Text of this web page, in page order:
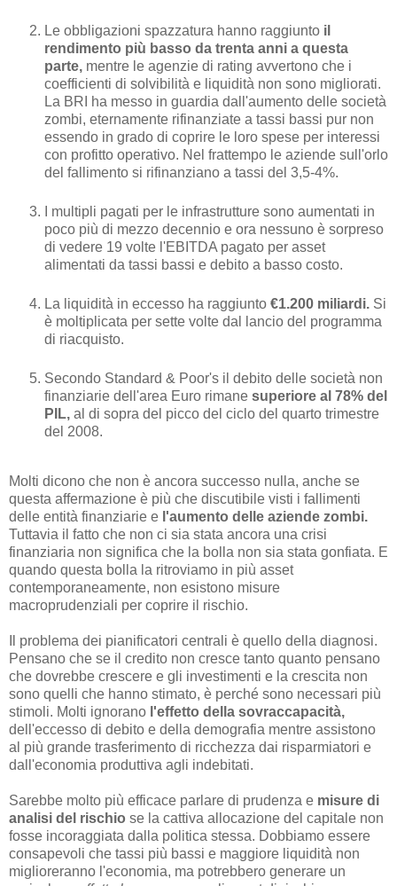
Le obbligazioni spazzatura hanno raggiunto il
rendimento più basso da trenta anni a questa
parte, mentre le agenzie di rating avvertono che i
coefficienti di solvibilità e liquidità non sono migliorati.
La BRI ha messo in guardia dall'aumento delle società
zombi, eternamente rifinanziate a tassi bassi pur non
essendo in grado di coprire le loro spese per interessi
con profitto operativo. Nel frattempo le aziende sull'orlo
del fallimento si rifinanziano a tassi del 3,5-4%.
I multipli pagati per le infrastrutture sono aumentati in
poco più di mezzo decennio e ora nessuno è sorpreso
di vedere 19 volte l'EBITDA pagato per asset
alimentati da tassi bassi e debito a basso costo.
La liquidità in eccesso ha raggiunto €1.200 miliardi. Si
è moltiplicata per sette volte dal lancio del programma
di riacquisto.
Secondo Standard & Poor's il debito delle società non
finanziarie dell'area Euro rimane superiore al 78% del
PIL, al di sopra del picco del ciclo del quarto trimestre
del 2008.
Molti dicono che non è ancora successo nulla, anche se
questa affermazione è più che discutibile visti i fallimenti
delle entità finanziarie e l'aumento delle aziende zombi.
Tuttavia il fatto che non ci sia stata ancora una crisi
finanziaria non significa che la bolla non sia stata gonfiata. E
quando questa bolla la ritroviamo in più asset
contemporaneamente, non esistono misure
macroprudenziali per coprire il rischio.
Il problema dei pianificatori centrali è quello della diagnosi.
Pensano che se il credito non cresce tanto quanto pensano
che dovrebbe crescere e gli investimenti e la crescita non
sono quelli che hanno stimato, è perché sono necessari più
stimoli. Molti ignorano l'effetto della sovraccapacità,
dell'eccesso di debito e della demografia mentre assistono
al più grande trasferimento di ricchezza dai risparmiatori e
dall'economia produttiva agli indebitati.
Sarebbe molto più efficace parlare di prudenza e misure di
analisi del rischio se la cattiva allocazione del capitale non
fosse incoraggiata dalla politica stessa. Dobbiamo essere
consapevoli che tassi più bassi e maggiore liquidità non
miglioreranno l'economia, ma potrebbero generare un